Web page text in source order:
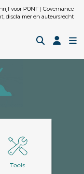
voor PONT | Governance
disclaimer en auteursrecht